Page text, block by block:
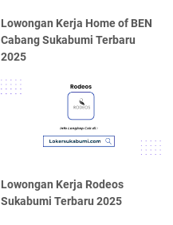
Lowongan Kerja Home of BEN
Cabang Sukabumi Terbaru
2025
Lowongan Kerja Rodeos
Sukabumi Terbaru 2025